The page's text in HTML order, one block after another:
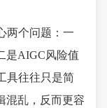
两个问题：一
是AIGC风险值
具往往只是简
混乱，反而更容